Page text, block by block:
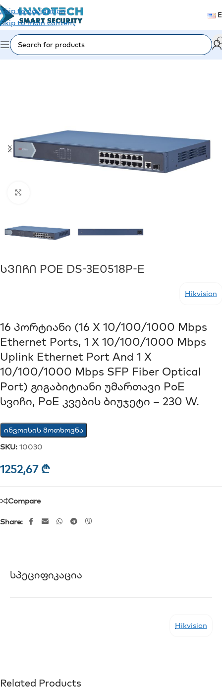
Skip to navigation
Skip to main content
Home/Video Surveillance/PoE Switches
Სვიჩი POE DS-3E0518P-E
Hikvision
16 Პორტიანი (16 X 10/100/1000 Mbps
Ethernet Ports, 1 X 10/100/1000 Mbps
Uplink Ethernet Port And 1 X
10/100/1000 Mbps SFP Fiber Optical
Port) Გიგაბიტიანი Უმართავი PoE
Სვიჩი, PoE Კვების Ბიუჯეტი – 230 W.
ინვოისის მოთხოვნა
SKU: 10030
1252,67 ₾
Compare
Share:
Სპეციფიკაცია
Hikvision
Related Products